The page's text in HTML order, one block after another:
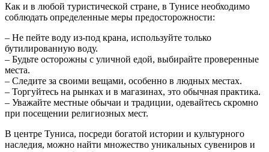
Как и в любой туристической стране, в Тунисе необходимо
соблюдать определенные меры предосторожности:
– Не пейте воду из-под крана, используйте только
бутилированную воду.
– Будьте осторожны с уличной едой, выбирайте проверенные
места.
– Следите за своими вещами, особенно в людных местах.
– Торгуйтесь на рынках и в магазинах, это обычная практика.
– Уважайте местные обычаи и традиции, одевайтесь скромно
при посещении религиозных мест.
В центре Туниса, посреди богатой истории и культурного
наследия, можно найти множество уникальных сувениров и